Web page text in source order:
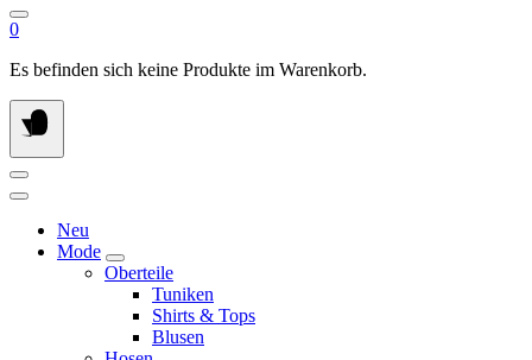
0
Es befinden sich keine Produkte im Warenkorb.
Neu
Mode
Oberteile
Tuniken
Shirts & Tops
Blusen